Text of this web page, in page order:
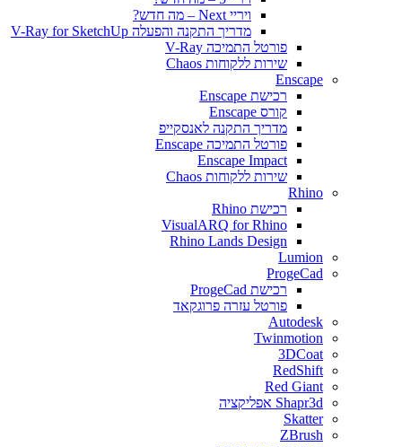
ויריי Next – מה חדש?
מדריך התקנה והפעלה V-Ray for SketchUp
פורטל התמיכה V-Ray
שירות ללקוחות Chaos
Enscape
רכישת Enscape
קורס Enscape
מדריך התקנה לאנסקייפ
פורטל התמיכה Enscape
Enscape Impact
שירות ללקוחות Chaos
Rhino
רכישת Rhino
VisualARQ for Rhino
Rhino Lands Design
Lumion
ProgeCad
רכישת ProgeCad
פורטל עזרה פרוגקאד
Autodesk
Twinmotion
3DCoat
RedShift
Red Giant
Shapr3d אפליקציה
Skatter
ZBrush